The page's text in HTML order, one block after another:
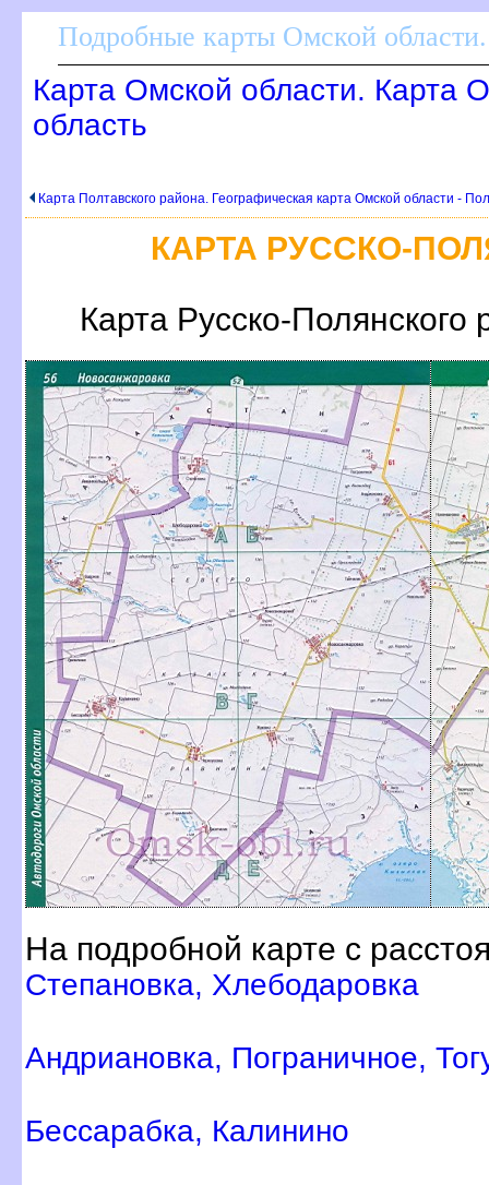
Подробные карты Омской
Карта Омской области. Карта
область
Карта Полтавского района. Географическая карта Омской области -
КАРТА РУССКО-
Карта Русско-
На подробной карте с
Степановка, Хлебодаровка
Андриановка, Пограничное,
Бессарабка, Калинино